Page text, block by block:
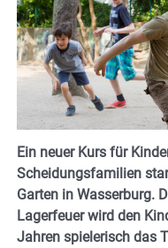
Ein neuer Kurs für
Scheidungsfamilien
Garten in Wasserburg.
Lagerfeuer wird den
Jahren spielerisch das